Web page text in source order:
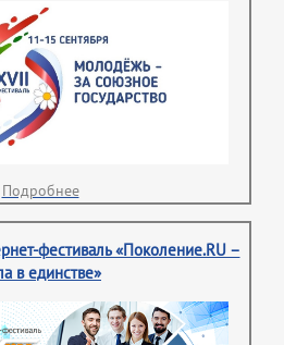
Подробнее
фестиваль «Поколение.RU –
в единстве»